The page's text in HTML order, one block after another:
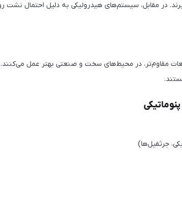
در مقابل، سیستم‌های هیدرولیکی به دلیل احتمال
مقاوم‌تر، در محیط‌های سخت و صنعتی بهتر عمل می‌کنند.
جرثقیل‌ها)